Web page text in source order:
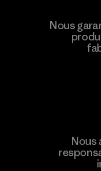
Arvind
Khaki
Nous
Nous